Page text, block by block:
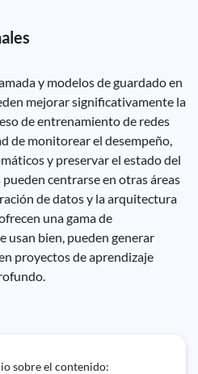
y modelos de guardado en
mejorar significativamente la
de entrenamiento de redes
de monitorear el desempeño,
y preservar el estado del
centrarse en otras áreas
de datos y la arquitectura
una gama de
usan bien, pueden generar
proyectos de aprendizaje
sobre el contenido: